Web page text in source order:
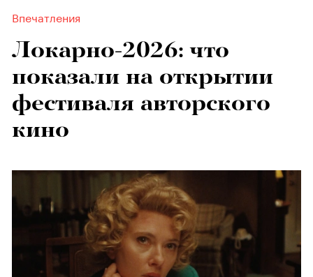
Впечатления
Локарно-2026: что
показали на открытии
фестиваля авторского
кино